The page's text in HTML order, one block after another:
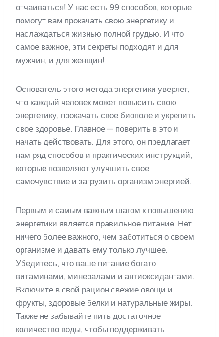
отчаиваться! У нас есть 99 способов, которые
помогут вам прокачать свою энергетику и
наслаждаться жизнью полной грудью. И что
самое важное, эти секреты подходят и для
мужчин, и для женщин!
Основатель этого метода энергетики уверяет,
что каждый человек может повысить свою
энергетику, прокачать свое биополе и укрепить
свое здоровье. Главное — поверить в это и
начать действовать. Для этого, он предлагает
нам ряд способов и практических инструкций,
которые позволяют улучшить свое
самочувствие и загрузить организм энергией.
Первым и самым важным шагом к повышению
энергетики является правильное питание. Нет
ничего более важного, чем заботиться о своем
организме и давать ему только лучшее.
Убедитесь, что ваше питание богато
витаминами, минералами и антиоксидантами.
Включите в свой рацион свежие овощи и
фрукты, здоровые белки и натуральные жиры.
Также не забывайте пить достаточное
количество воды, чтобы поддерживать